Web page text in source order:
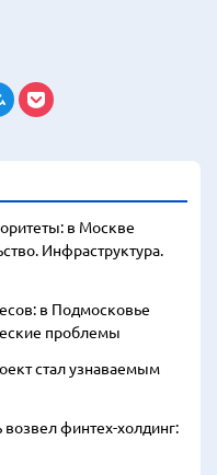
в Москве
Инфраструктура.
в Подмосковье
проблемы
стал узнаваемым
финтех-холдинг: